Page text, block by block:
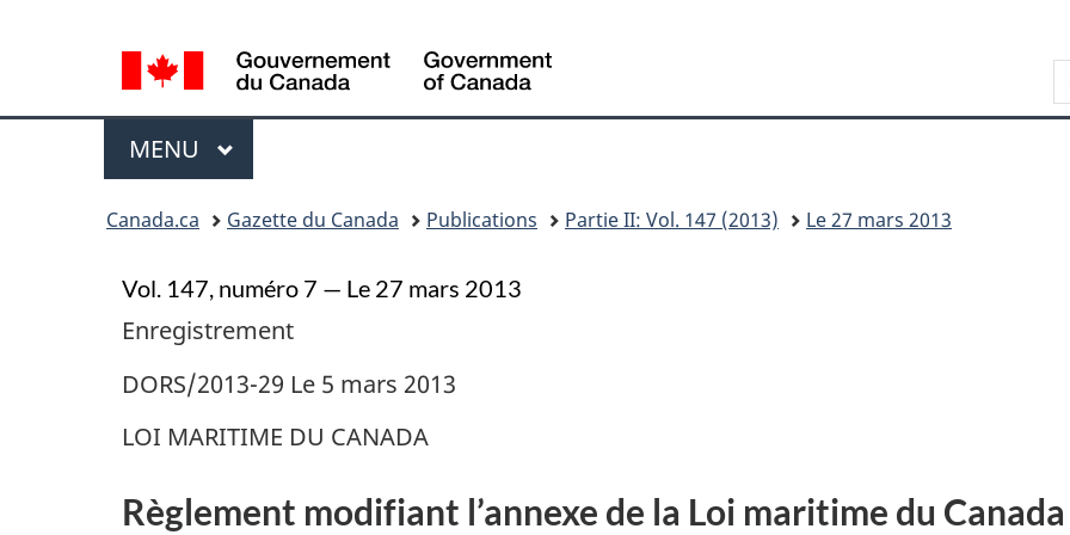
content
this
version
de
la
langue
of
Menu
MENU PRINCIPAL
Canada.ca Gazette du Canada Publications Partie II: Vol. 147 (2013) Le 27 mars 2013
Vol. 147, numéro 7 — Le 27 mars 2013
Enregistrement
DORS/2013-29 Le 5 mars 2013
LOI MARITIME DU CANADA
Règlement modifiant l’annexe de la Loi maritime du Canada